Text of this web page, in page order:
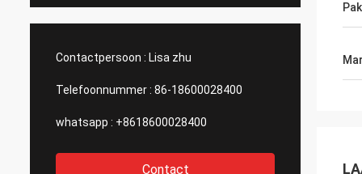
Contactpersoon : Lisa zhu
Telefoonnummer : 86-18600028400
whatsapp : +8618600028400
Contact